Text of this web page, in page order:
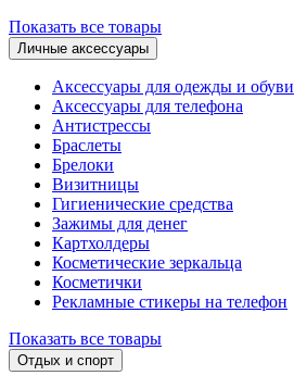
Показать все товары
Личные аксессуары
Аксессуары для одежды и обуви
Аксессуары для телефона
Антистрессы
Браслеты
Брелоки
Визитницы
Гигиенические средства
Зажимы для денег
Картхолдеры
Косметические зеркальца
Косметички
Рекламные стикеры на телефон
Показать все товары
Отдых и спорт